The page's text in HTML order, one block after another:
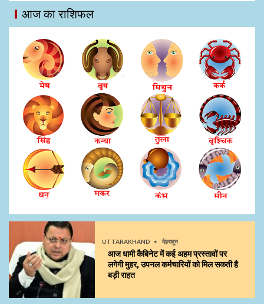
आज का राशिफल
UTTARAKHAND देहरादून
आज धामी कैबिनेट में कई अहम प्रस्तावों पर
लगेगी मुहर, उपनल कर्मचारियों को मिल सकती है
बड़ी राहत